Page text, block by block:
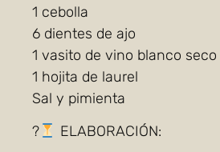
1 cebolla
6 dientes de ajo
1 vasito de vino blanco seco
1 hojita de laurel
Sal y pimienta
?
ELABORACIÓN: